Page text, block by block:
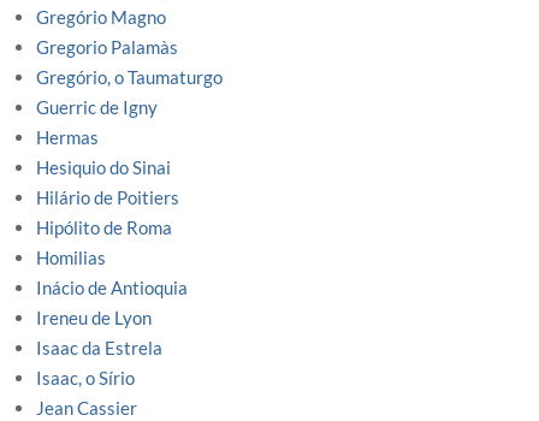
Gregório Magno
Gregorio Palamàs
Gregório, o Taumaturgo
Guerric de Igny
Hermas
Hesiquio do Sinai
Hilário de Poitiers
Hipólito de Roma
Homilias
Inácio de Antioquia
Ireneu de Lyon
Isaac da Estrela
Isaac, o Sírio
Jean Cassier